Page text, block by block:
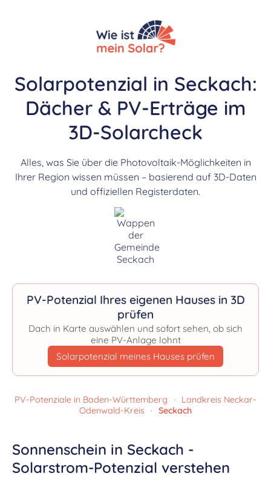
Solarpotenzial in Seckach:
Dächer & PV-Erträge im
3D-Solarcheck
Alles, was Sie über die Photovoltaik-Möglichkeiten in
Ihrer Region wissen müssen – basierend auf 3D-Daten
und offiziellen Registerdaten.
PV-Potenzial Ihres eigenen Hauses in 3D
prüfen
Dach in Karte auswählen und sofort sehen, ob sich
eine PV-Anlage lohnt
Solarpotenzial meines Hauses prüfen
PV-Potenziale in Baden-Württemberg ·
Landkreis Neckar-
Odenwald-Kreis
· Seckach
Sonnenschein in Seckach -
Solarstrom-Potenzial verstehen